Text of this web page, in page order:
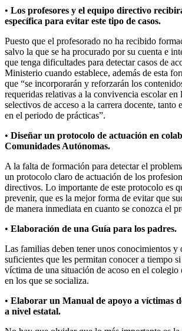
• Los profesores y el equipo directivo
específica para evitar este tipo de casos.
Puesto que el profesorado no ha recibido
salvo la que se ha procurado por su cuenta e
que tenga dificultades para detectar casos de
Ministerio cuando establece, además de esta
que “se incorporarán y reforzarán los
requeridas relativas a la convivencia escolar en
selectivos de acceso a la carrera docente, tanto
en el periodo de prácticas”.
• Diseñar un protocolo de actuación en
Comunidades Autónomas.
A la falta de formación para detectar el
un protocolo claro de actuación de los
directivos. Lo importante de este protocolo es
prevenir, que es la mejor forma de evitar que
de manera inmediata en cuanto se conozca el
• Elaboración de una Guía para los padres.
Las familias deben tener unos conocimientos y
suficientes que les permitan conocer a tiempo
víctima de una situación de acoso en el colegio
en los que se socializa.
• Elaborar un Manual de apoyo a víctimas
a nivel estatal.